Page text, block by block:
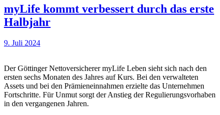
myLife kommt verbessert durch das erste
Halbjahr
9. Juli 2024
Der Göttinger Nettoversicherer myLife Leben sieht sich nach den
ersten sechs Monaten des Jahres auf Kurs. Bei den verwalteten
Assets und bei den Prämieneinnahmen erzielte das Unternehmen
Fortschritte. Für Unmut sorgt der Anstieg der Regulierungsvorhaben
in den vergangenen Jahren.